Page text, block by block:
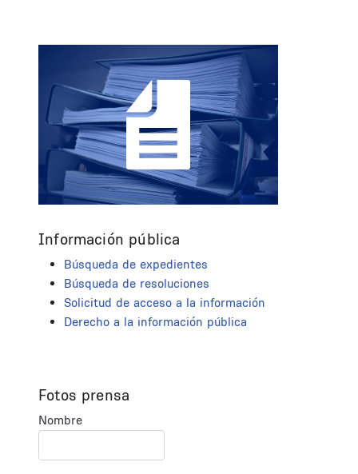
Información pública
Búsqueda de expedientes
Búsqueda de resoluciones
Solicitud de acceso a la información
Derecho a la información pública
Fotos prensa
Nombre